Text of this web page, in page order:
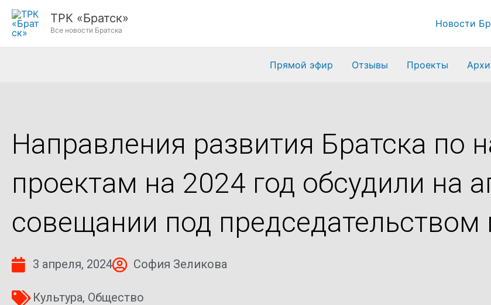
Перейти
ТРК «Братск»
Все новости Братска
Новости
Прямой эфир Отзывы Проекты
Направления развития Братска по
проектам на 2024 год обсудили на
совещании под председательством
3 апреля, 2024 София Зеликова
Культура, Общество